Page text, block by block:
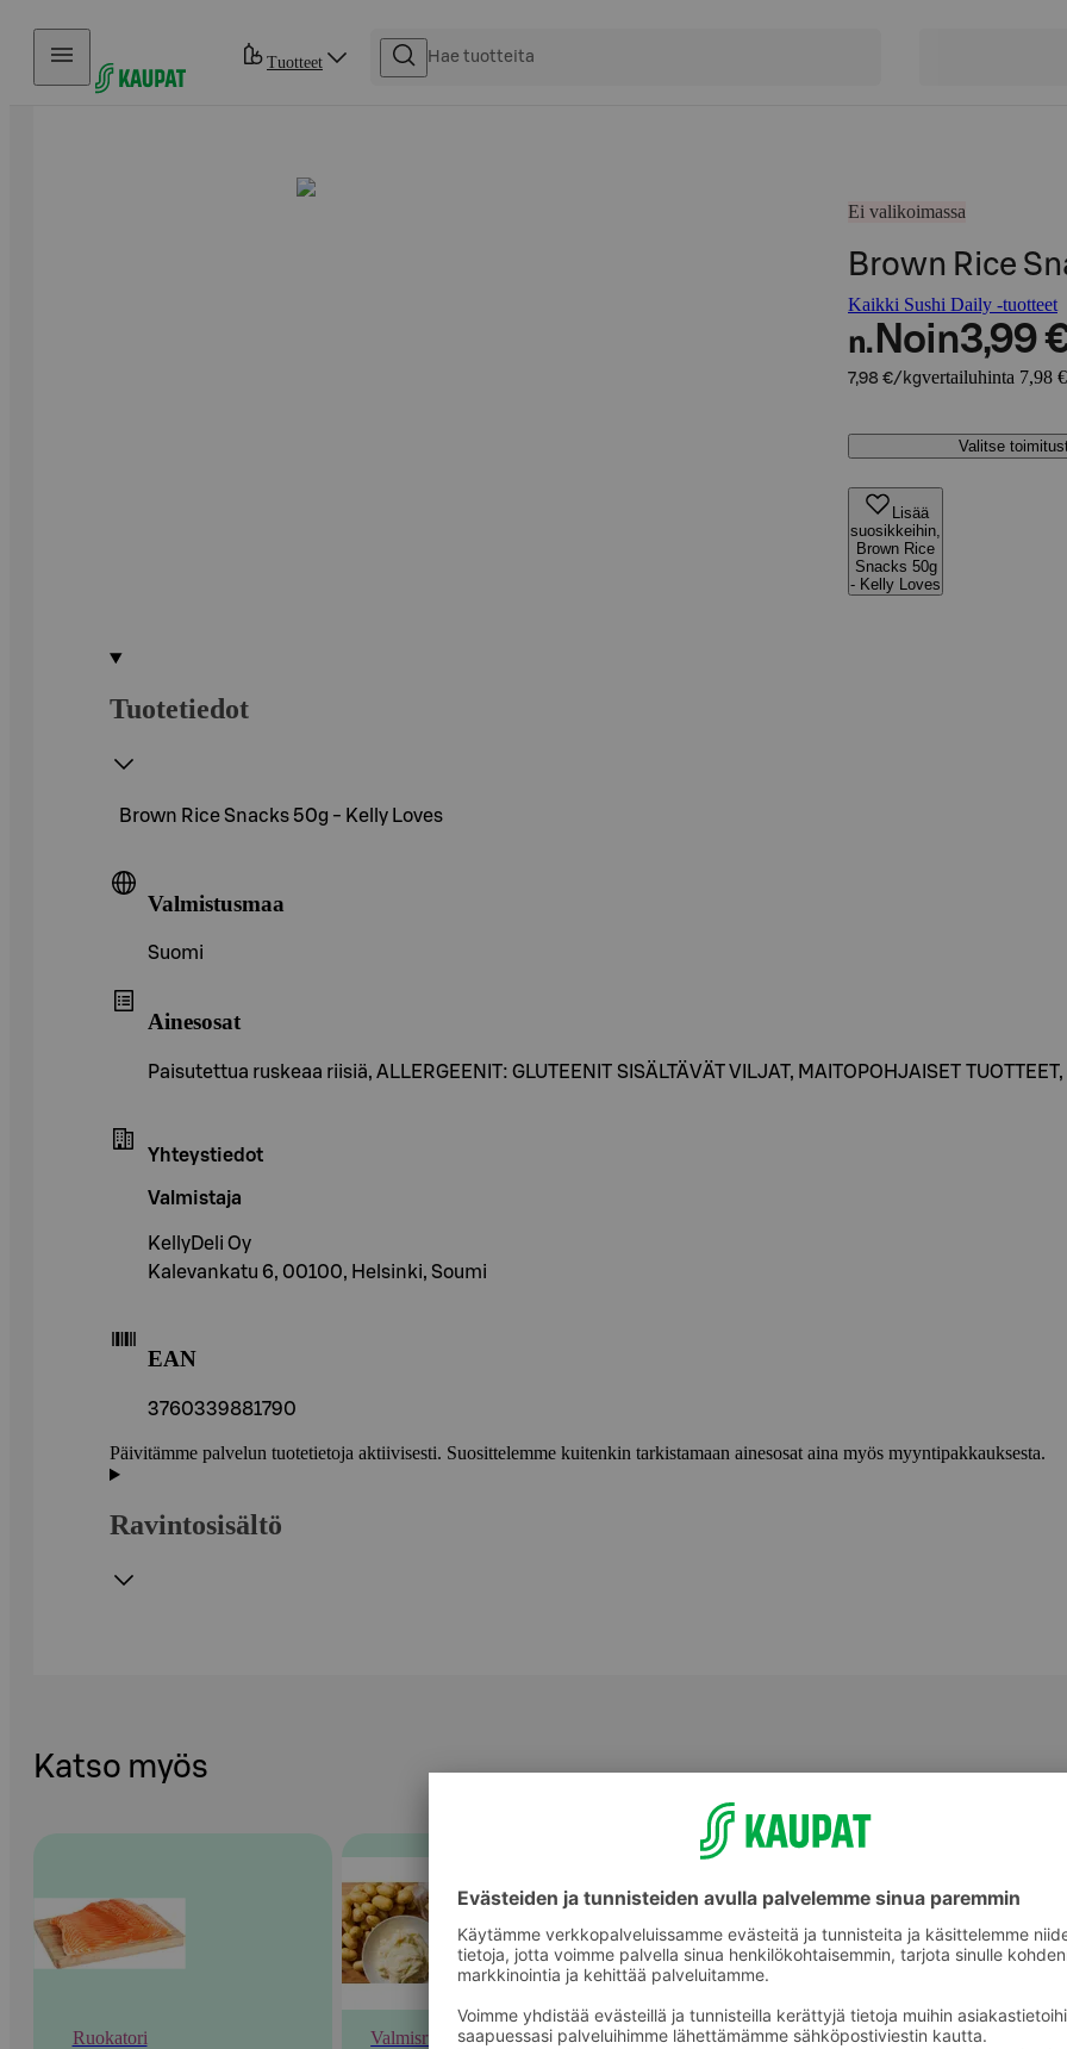
Hyppää sisältöön
Tuotteet
Ei valikoimassa
Brown Rice
Kaikki Sushi Daily -tuotteet
n. Noin3,99
7,98 €/kgvertailuhinta 7,98
Valitse
Lisää
suosikkeihin,
Brown Rice
Snacks 50g
- Kelly Loves
Tuotetiedot
Brown Rice Snacks 50g - Kelly Loves
Valmistusmaa
Suomi
Ainesosat
Paisutettua ruskeaa riisiä, ALLERGEENIT: GLUTEENIT SISÄLTÄVÄT VILJAT, MAITOPOHJAISET
Yhteystiedot
Valmistaja
KellyDeli Oy
Kalevankatu 6, 00100, Helsinki, Soumi
EAN
3760339881790
Päivitämme palvelun tuotetietoja aktiivisesti. Suosittelemme kuitenkin tarkistamaan ainesosat aina myös myyntipakkauksesta.
Ravintosisältö
Katso myös
Ruokatori Valmisruoka Valmiit ateriat ja aterian osat